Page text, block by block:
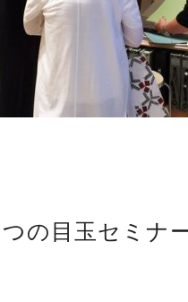
の目玉セミナ